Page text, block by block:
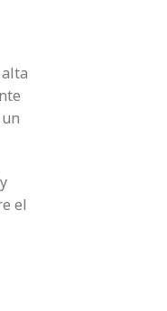
el